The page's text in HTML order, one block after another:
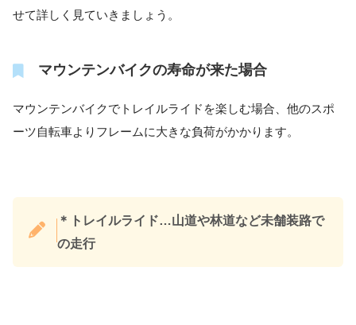
せて詳しく見ていきましょう。
マウンテンバイクの寿命が来た場合
マウンテンバイクでトレイルライドを楽しむ場合、他のスポ
ーツ自転車よりフレームに大きな負荷がかかります。
＊トレイルライド…山道や林道など未舗装路で
の走行